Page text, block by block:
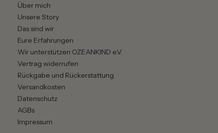
Über mich
Unsere Story
Das sind wir
Eure Erfahrungen
Wir unterstützen OZEANKIND e.V.
Vertrag widerrufen
Rückgabe und Rückerstattung
Versandkosten
Datenschutz
AGBs
Impressum